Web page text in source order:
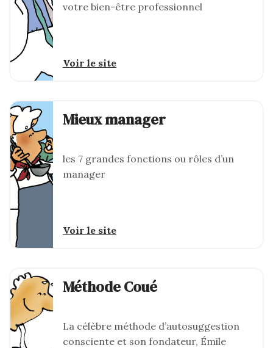
votre bien-être professionnel
Voir le site
Mieux manager
les 7 grandes fonctions ou rôles d’un
manager
Voir le site
Méthode Coué
La célèbre méthode d’autosuggestion
consciente et son fondateur, Émile